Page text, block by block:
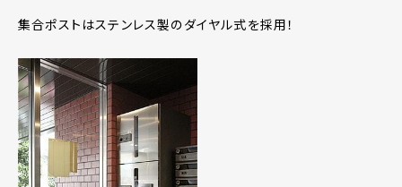
集合ポストはステンレス製のダイヤル式を採用！